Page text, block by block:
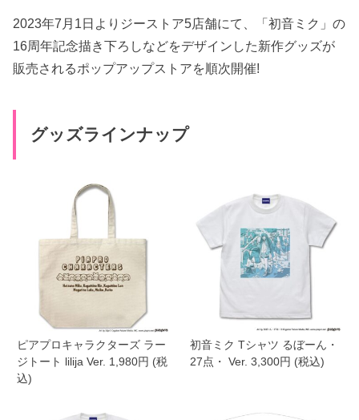
2023年7月1日よりジーストア5店舗にて、「初音ミク」の
16周年記念描き下ろしなどをデザインした新作グッズが
販売されるポップアップストアを順次開催!
グッズラインナップ
ピアプロキャラクターズ ラー
ジトート lilija Ver. 1,980円 (税
込)
初音ミク Tシャツ るぼーん・
27点・ Ver. 3,300円 (税込)